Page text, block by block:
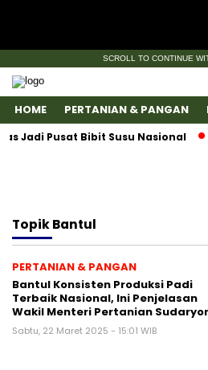
SCROLL TO CONTINUE
HOME PERTANIAN & PANGAN
Jadi Pusat Bibit Susu Nasional
TopikBantul
PERTANIAN & PANGAN
Bantul Konsisten Produksi Padi
Terbaik Nasional, Ini Penjelasan
Wakil Menteri Pertanian
Sabtu, 22 Maret 2025 - 15:01 WIB